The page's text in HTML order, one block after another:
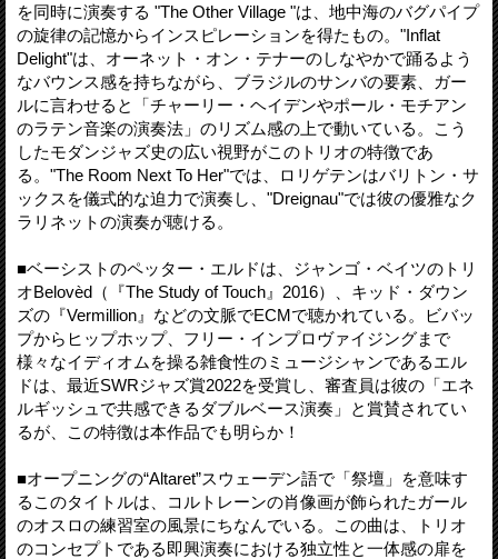
を同時に演奏する "The Other Village "は、地中海のバグパイプ
の旋律の記憶からインスピレーションを得たもの。"Inflat
Delight"は、オーネット・オン・テナーのしなやかで踊るよう
なバウンス感を持ちながら、ブラジルのサンバの要素、ガー
ルに言わせると「チャーリー・ヘイデンやポール・モチアン
のラテン音楽の演奏法」のリズム感の上で動いている。こう
したモダンジャズ史の広い視野がこのトリオの特徴であ
る。"The Room Next To Her"では、ロリゲテンはバリトン・サ
ックスを儀式的な迫力で演奏し、"Dreignau"では彼の優雅なク
ラリネットの演奏が聴ける。
■ベーシストのペッター・エルドは、ジャンゴ・ベイツのトリ
オBelovèd（『The Study of Touch』2016）、キッド・ダウン
ズの『Vermillion』などの文脈でECMで聴かれている。ビバッ
プからヒップホップ、フリー・インプロヴァイジングまで
様々なイディオムを操る雑食性のミュージシャンであるエル
ドは、最近SWRジャズ賞2022を受賞し、審査員は彼の「エネ
ルギッシュで共感できるダブルベース演奏」と賞賛されてい
るが、この特徴は本作品でも明らか！
■オープニングの“Altaret”スウェーデン語で「祭壇」を意味す
るこのタイトルは、コルトレーンの肖像画が飾られたガール
のオスロの練習室の風景にちなんでいる。この曲は、トリオ
のコンセプトである即興演奏における独立性と一体感の扉を